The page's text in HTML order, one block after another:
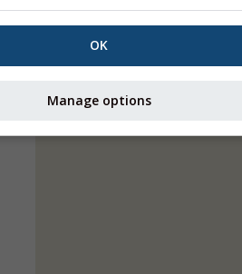
OK
Manage options